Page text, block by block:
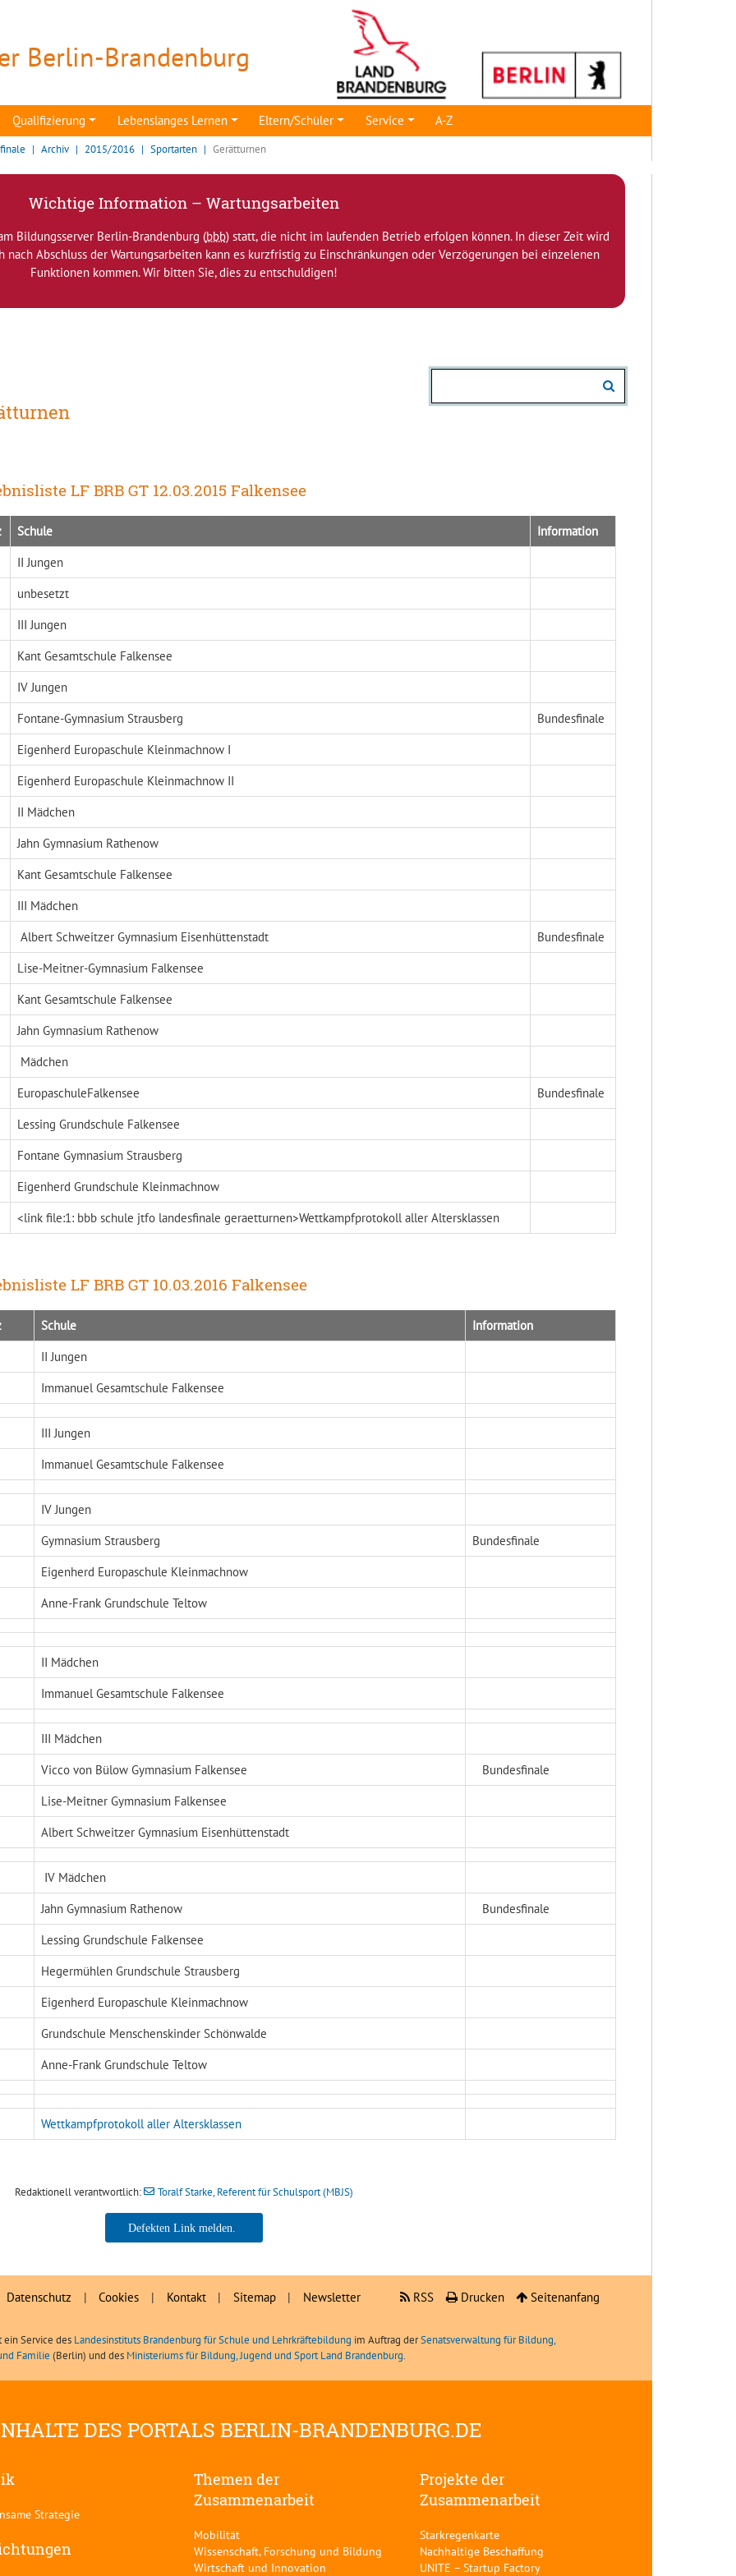
Berlin-Brandenburg
Qualifizierung Lebenslanges Lernen Eltern/Schüler Service A-Z
Archiv 2015/2016 Sportarten Gerätturnen
Wichtige Information – Wartungsarbeiten
Bildungsserver Berlin-Brandenburg (bbb) statt, die nicht im laufenden Betrieb erfolgen können. In dieser Zeit wird
Abschluss der Wartungsarbeiten kann es kurzfristig zu Einschränkungen oder Verzögerungen bei einzelenen
Funktionen kommen. Wir bitten Sie, dies zu entschuldigen!
LF BRB GT 12.03.2015 Falkensee
Schule
Information
II Jungen
unbesetzt
III Jungen
Kant Gesamtschule Falkensee
IV Jungen
Fontane-Gymnasium Strausberg
Bundesfinale
Eigenherd Europaschule Kleinmachnow I
Eigenherd Europaschule Kleinmachnow II
II Mädchen
Jahn Gymnasium Rathenow
Kant Gesamtschule Falkensee
III Mädchen
Albert Schweitzer Gymnasium Eisenhüttenstadt
Bundesfinale
Lise-Meitner-Gymnasium Falkensee
Kant Gesamtschule Falkensee
Jahn Gymnasium Rathenow
Mädchen
EuropaschuleFalkensee
Bundesfinale
Lessing Grundschule Falkensee
Fontane Gymnasium Strausberg
Eigenherd Grundschule Kleinmachnow
<link file:1: bbb schule jtfo landesfinale geraetturnen>Wettkampfprotokoll aller Altersklassen
LF BRB GT 10.03.2016 Falkensee
Schule
Information
II Jungen
Immanuel Gesamtschule Falkensee
III Jungen
Immanuel Gesamtschule Falkensee
IV Jungen
Gymnasium Strausberg
Bundesfinale
Eigenherd Europaschule Kleinmachnow
Anne-Frank Grundschule Teltow
II Mädchen
Immanuel Gesamtschule Falkensee
III Mädchen
Vicco von Bülow Gymnasium Falkensee
Bundesfinale
Lise-Meitner Gymnasium Falkensee
Albert Schweitzer Gymnasium Eisenhüttenstadt
IV Mädchen
Jahn Gymnasium Rathenow
Bundesfinale
Lessing Grundschule Falkensee
Hegermühlen Grundschule Strausberg
Eigenherd Europaschule Kleinmachnow
Grundschule Menschenskinder Schönwalde
Anne-Frank Grundschule Teltow
Wettkampfprotokoll aller Altersklassen
Redaktionell verantwortlich: Toralf Starke, Referent für Schulsport (MBJS)
Toralf Starke, Referent für
Datenschutz | Cookies | Kontakt | Sitemap | Newsletter RSS Drucken Seitenanfang
ein Service des Landesinstituts Brandenburg für Schule und Lehrkräftebildung im Auftrag derSenatsverwaltung für Bildung,
Familie (Berlin) und des Ministeriums für Bildung, Jugend und Sport Land Brandenburg.
DES PORTALS BERLIN-BRANDENBURG.DE
Strategie
Themen der
Zusammenarbeit
Mobilität
Wissenschaft, Forschung und Bildung
Wirtschaft und Innovation
Projekte der
Zusammenarbeit
Starkregenkarte
Nachhaltige Beschaffung
UNITE – Startup Factory